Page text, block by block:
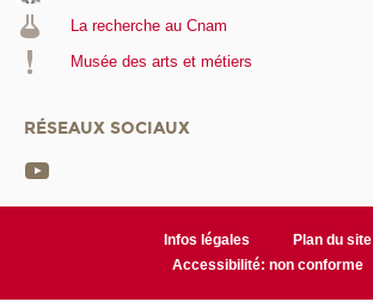
La recherche au Cnam
Musée des arts et métiers
RÉSEAUX SOCIAUX
Infos légales
Plan du site
Accessibilité: non conforme